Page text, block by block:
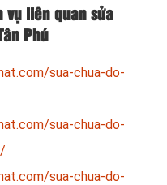
vụ liên quan sửa
Phú
sua-chua-do-
sua-chua-do-
sua-chua-do-